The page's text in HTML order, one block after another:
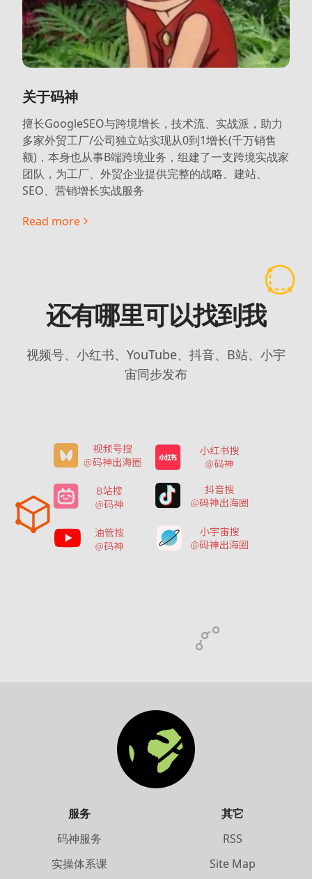
关于码神
擅长GoogleSEO与跨境增长，技术流、实战派，助力
多家外贸工厂/公司独立站实现从0到1增长(千万销售
额)，本身也从事B端跨境业务，组建了一支跨境实战家
团队，为工厂、外贸企业提供完整的战略、建站、
SEO、营销增长实战服务
Read more
还有哪里可以找到我
视频号、小红书、YouTube、抖音、B站、小宇
宙同步发布
服务
码神服务
实操体系课
其它
RSS
Site Map